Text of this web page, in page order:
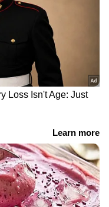
തുടർന്ന്
തൊഴിൽ,
നിയമലംഘകർക്ക്
|